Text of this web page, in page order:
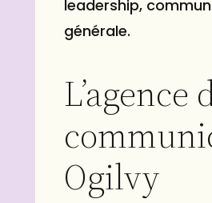
leadership,
générale.
L’agence
Ogilvy